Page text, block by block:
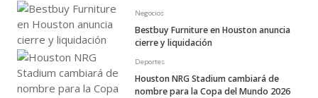
Negocios
Bestbuy Furniture en Houston anuncia
cierre y liquidación
Deportes
Houston NRG Stadium cambiará de
nombre para la Copa del Mundo 2026